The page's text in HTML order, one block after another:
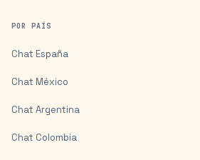
POR PAÍS
Chat España
Chat México
Chat Argentina
Chat Colombia